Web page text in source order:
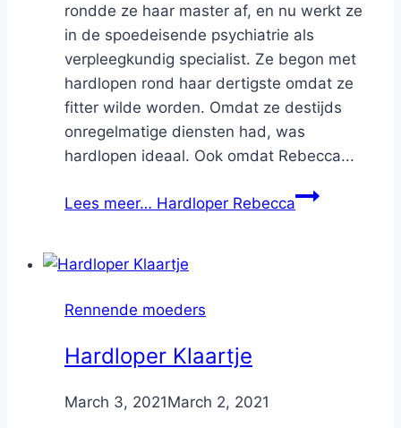
rondde ze haar master af, en nu werkt ze
in de spoedeisende psychiatrie als
verpleegkundig specialist. Ze begon met
hardlopen rond haar dertigste omdat ze
fitter wilde worden. Omdat ze destijds
onregelmatige diensten had, was
hardlopen ideaal. Ook omdat Rebecca...
Lees meer… Hardloper Rebecca
Rennende moeders
Hardloper Klaartje
ByNicole
March 3, 2021March 2, 2021